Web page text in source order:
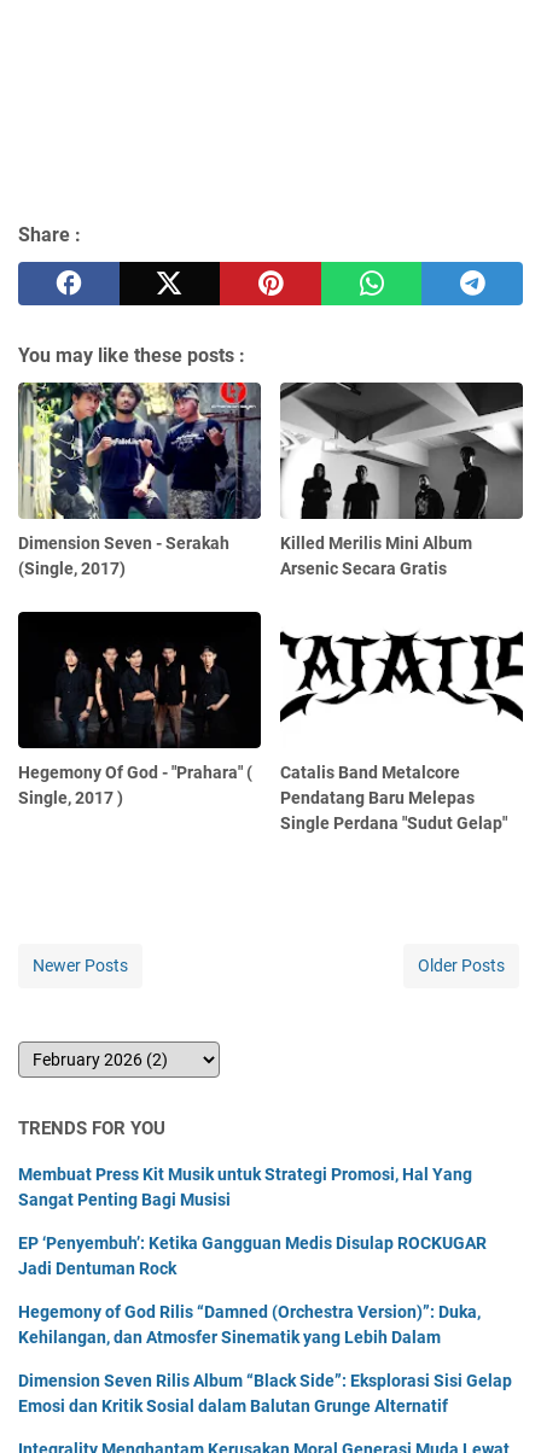
Share :
You may like these posts :
Dimension Seven - Serakah
(Single, 2017)
Killed Merilis Mini Album
Arsenic Secara Gratis
Hegemony Of God - "Prahara" (
Single, 2017 )
Catalis Band Metalcore
Pendatang Baru Melepas
Single Perdana "Sudut Gelap"
Newer Posts Older Posts
TRENDS FOR YOU
Membuat Press Kit Musik untuk Strategi Promosi, Hal Yang
Sangat Penting Bagi Musisi
EP ‘Penyembuh’: Ketika Gangguan Medis Disulap ROCKUGAR
Jadi Dentuman Rock
Hegemony of God Rilis “Damned (Orchestra Version)”: Duka,
Kehilangan, dan Atmosfer Sinematik yang Lebih Dalam
Dimension Seven Rilis Album “Black Side”: Eksplorasi Sisi Gelap
Emosi dan Kritik Sosial dalam Balutan Grunge Alternatif
Integrality Menghantam Kerusakan Moral Generasi Muda Lewat